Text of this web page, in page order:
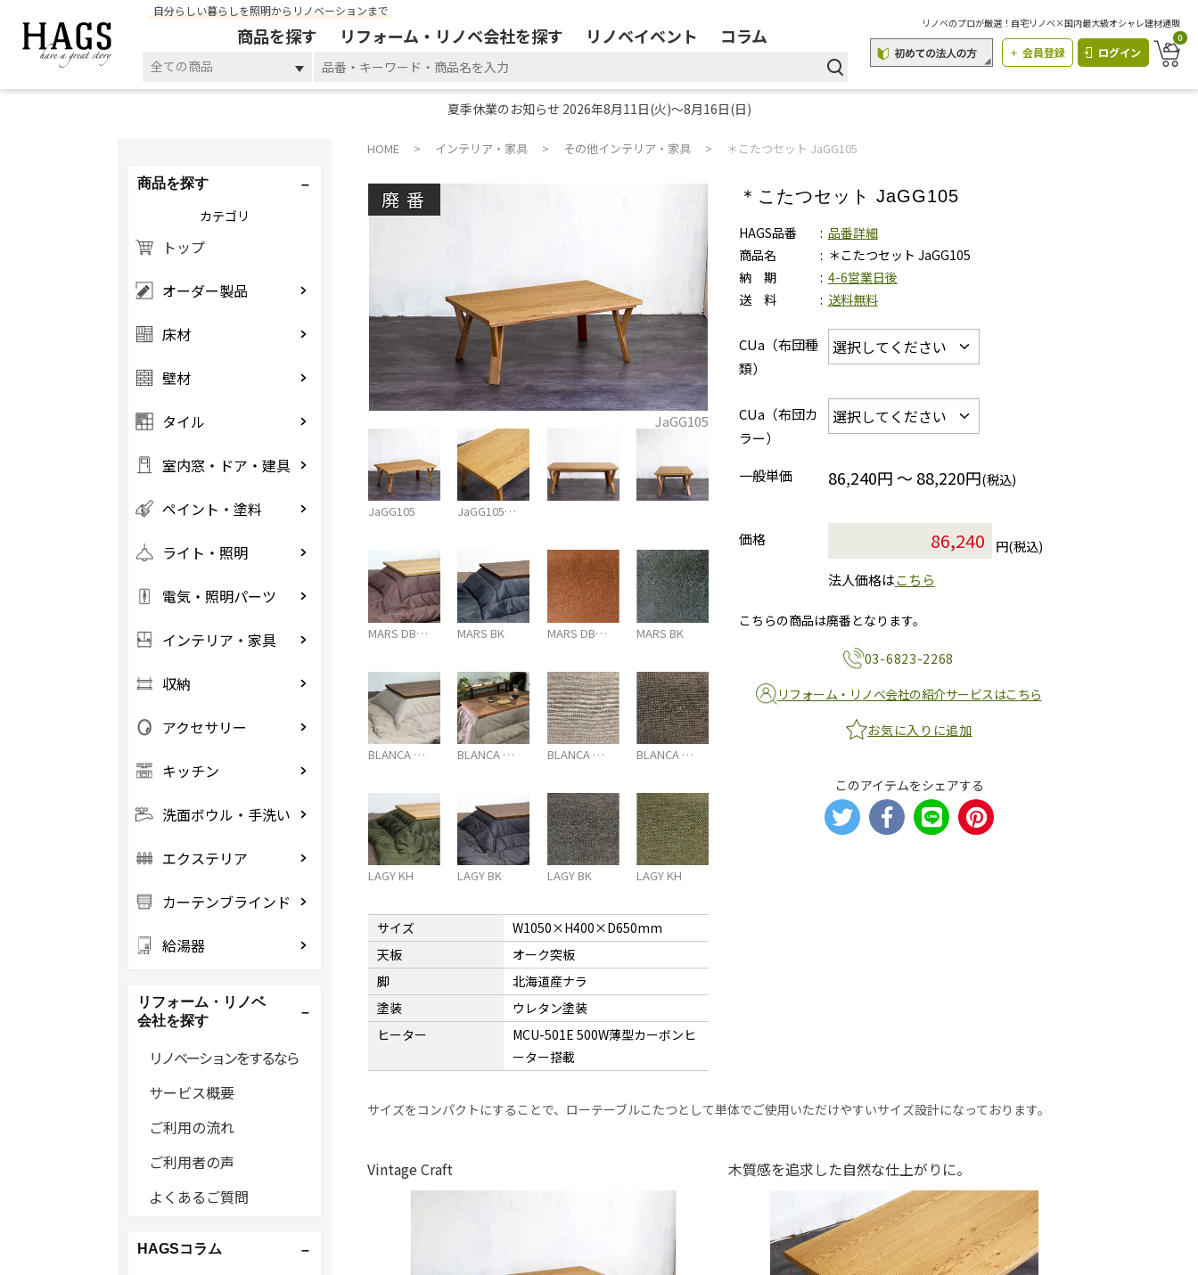
自分らしい暮らしを照明からリノベーションまで
商品を探す リフォーム・リノベ会社を探す リノベイベント コラム
全ての商品
リノベのプロが厳選！自宅リノベ×国内最大級オシャレ建材通販
会員登録 ログイン
0
夏季休業のお知らせ 2026年8月11日(火)～8月16日(日)
HOME インテリア・家具 その他インテリア・家具 ＊こたつセット JaGG105
廃番
JaGG105
JaGG105 JaGG105…
MARS DB… MARS BK MARS DB… MARS BK
BLANCA … BLANCA … BLANCA … BLANCA …
LAGY KH LAGY BK LAGY BK LAGY KH
サイズ
W1050×H400×D650mm
天板
オーク突板
脚
北海道産ナラ
塗装
ウレタン塗装
ヒーター
MCU-501E 500W薄型カーボンヒ
ーター搭載
＊こたつセット JaGG105
HAGS品番
品番詳細
商品名
＊こたつセット JaGG105
納 期
4-6営業日後
送 料
送料無料
CUa（布団種
類）
CUa（布団カ
ラー）
一般単価
86,240円 ～ 88,220円(税込)
価格
円(税込)
法人価格はこちら
こちらの商品は廃番となります。
03-6823-2268
リフォーム・リノベ会社の紹介サービスはこちら
お気に入りに追加
このアイテムをシェアする
サイズをコンパクトにすることで、ローテーブルこたつとして単体でご使用いただけやすいサイズ設計になっております。
Vintage Craft 木質感を追求した自然な仕上がりに。
商品を探す
カテゴリ
トップ
オーダー製品
床材
壁材
タイル
室内窓・ドア・建具
ペイント・塗料
ライト・照明
電気・照明パーツ
インテリア・家具
収納
アクセサリー
キッチン
洗面ボウル・手洗い
エクステリア
カーテンブラインド
給湯器
リフォーム・リノベ
会社を探す
リノベーションをするなら
サービス概要
ご利用の流れ
ご利用者の声
よくあるご質問
HAGSコラム